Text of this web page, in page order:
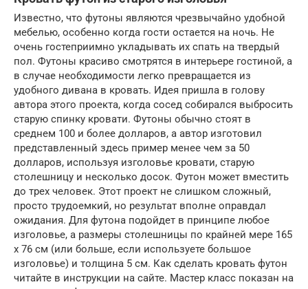
Известно, что футоны являются чрезвычайно удобной
мебелью, особенно когда гости остается на ночь. Не
очень гостеприимно укладывать их спать на твердый
пол. Футоны красиво смотрятся в интерьере гостиной, а
в случае необходимости легко превращается из
удобного дивана в кровать. Идея пришла в голову
автора этого проекта, когда сосед собирался выбросить
старую спинку кровати. Футоны обычно стоят в
среднем 100 и более долларов, а автор изготовил
представленный здесь пример менее чем за 50
долларов, используя изголовье кровати, старую
столешницу и несколько досок. Футон может вместить
до трех человек. Этот проект не слишком сложный,
просто трудоемкий, но результат вполне оправдал
ожидания. Для футона подойдет в принципе любое
изголовье, а размеры столешницы по крайней мере 165
x 76 см (или больше, если используете большое
изголовье) и толщина 5 см. Как сделать кровать футон
читайте в инструкции на сайте. Мастер класс показан на